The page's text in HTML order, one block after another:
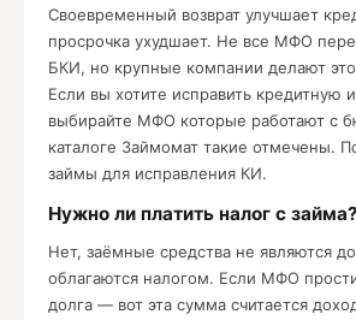
Своевременный возврат улучшает
просрочка ухудшает. Не все МФО
БКИ, но крупные компании делают это
Если вы хотите исправить кредитную
выбирайте МФО которые работают с
каталоге Займомат такие отмечены.
займы для исправления КИ.
Нужно ли платить налог с займа?
Нет, заёмные средства не являются
облагаются налогом. Если МФО
долга — вот эта сумма считается